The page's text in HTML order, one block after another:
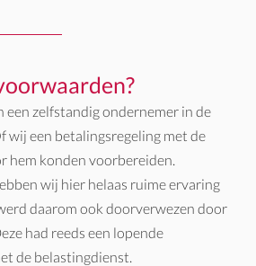
een zelfstandig ondernemer in de
wij een betalingsregeling met de
hem konden voorbereiden.
wij hier helaas ruime ervaring
daarom ook doorverwezen door
had reeds een lopende
de belastingdienst.